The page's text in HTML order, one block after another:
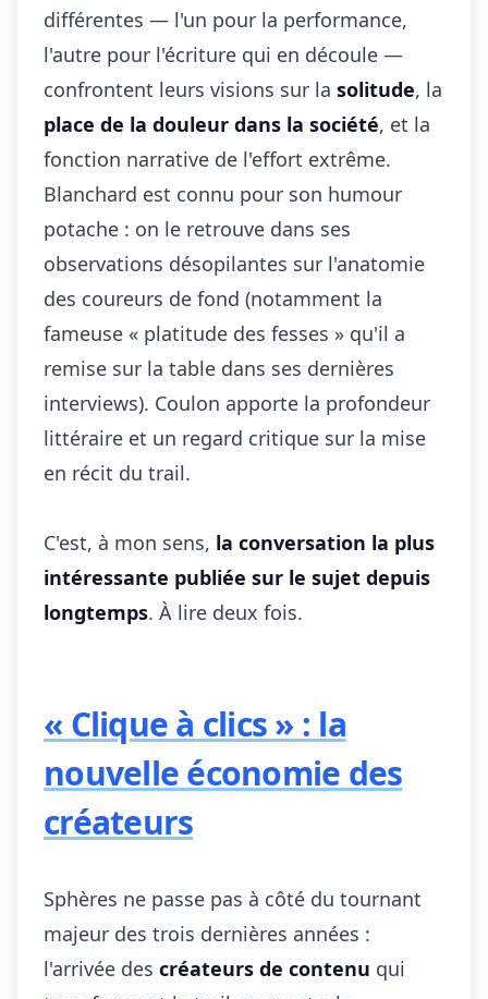
différentes — l'un pour la performance,
l'autre pour l'écriture qui en découle —
confrontent leurs visions sur la solitude, la
place de la douleur dans la société, et la
fonction narrative de l'effort extrême.
Blanchard est connu pour son humour
potache : on le retrouve dans ses
observations désopilantes sur l'anatomie
des coureurs de fond (notamment la
fameuse « platitude des fesses » qu'il a
remise sur la table dans ses dernières
interviews). Coulon apporte la profondeur
littéraire et un regard critique sur la mise
en récit du trail.
C'est, à mon sens, la conversation la plus
intéressante publiée sur le sujet depuis
longtemps. À lire deux fois.
« Clique à clics » : la
nouvelle économie des
créateurs
Sphères ne passe pas à côté du tournant
majeur des trois dernières années :
l'arrivée des créateurs de contenu qui